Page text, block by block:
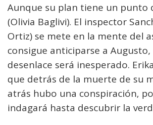
Aunque su plan tiene un punto
(Olivia Baglivi). El inspector
Ortiz) se mete en la mente del
consigue anticiparse a
desenlace será inesperado.
que detrás de la muerte de su
atrás hubo una conspiración,
indagará hasta descubrir la